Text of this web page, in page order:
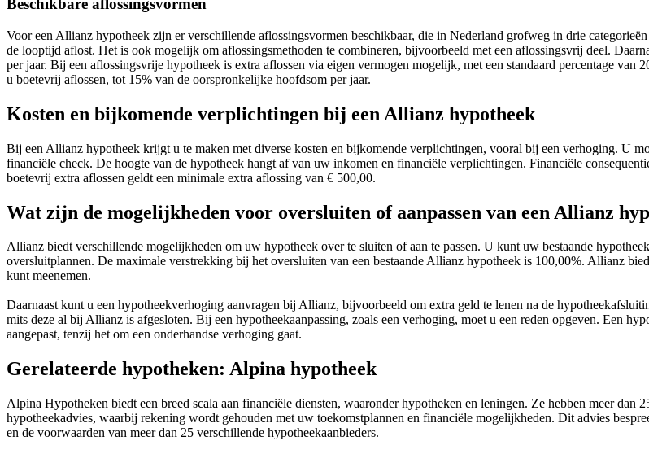
Beschikbare aflossingsvormen
Voor een Allianz hypotheek zijn er verschillende aflossingsvormen beschikbaar, die in Nederland grofweg in drie
de looptijd aflost. Het is ook mogelijk om aflossingsmethoden te combineren, bijvoorbeeld met een aflossingsvrij deel.
per jaar. Bij een aflossingsvrije hypotheek is extra aflossen via eigen vermogen mogelijk, met een standaard percentage
u boetevrij aflossen, tot 15% van de oorspronkelijke hoofdsom per jaar.
Kosten en bijkomende verplichtingen bij een Allianz hypotheek
Bij een Allianz hypotheek krijgt u te maken met diverse kosten en bijkomende verplichtingen, vooral bij een verhoging. U
financiële check. De hoogte van de hypotheek hangt af van uw inkomen en financiële verplichtingen. Financiële
boetevrij extra aflossen geldt een minimale extra aflossing van € 500,00.
Wat zijn de mogelijkheden voor oversluiten of aanpassen van een Allianz
Allianz biedt verschillende mogelijkheden om uw hypotheek over te sluiten of aan te passen. U kunt uw bestaande
oversluitplannen. De maximale verstrekking bij het oversluiten van een bestaande Allianz hypotheek is 100,00%. Allianz
kunt meenemen.
Daarnaast kunt u een hypotheekverhoging aanvragen bij Allianz, bijvoorbeeld om extra geld te lenen na de
mits deze al bij Allianz is afgesloten. Bij een hypotheekaanpassing, zoals een verhoging, moet u een reden opgeven. Een
aangepast, tenzij het om een onderhandse verhoging gaat.
Gerelateerde hypotheken: Alpina hypotheek
Alpina Hypotheken biedt een breed scala aan financiële diensten, waaronder hypotheken en leningen. Ze hebben meer
hypotheekadvies, waarbij rekening wordt gehouden met uw toekomstplannen en financiële mogelijkheden. Dit advies
en de voorwaarden van meer dan 25 verschillende hypotheekaanbieders.